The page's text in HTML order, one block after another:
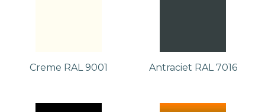
Creme RAL 9001 Antraciet RAL 7016